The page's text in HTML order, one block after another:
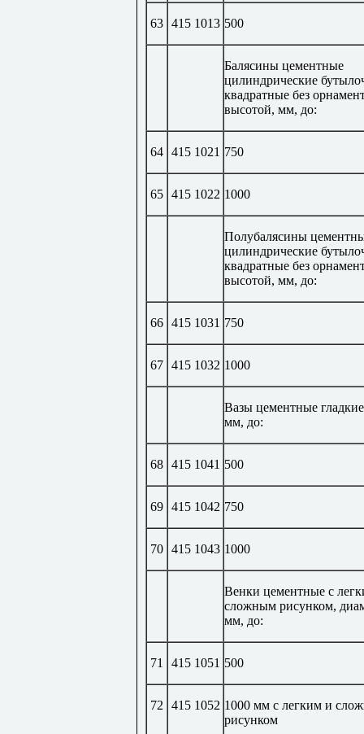
63 415 1013 500
Балясины цементные
цилиндрические
квадратные без
высотой, мм, до:
64 415 1021 750
65 415 1022 1000
Полубалясины
цилиндрические
квадратные без
высотой, мм, до:
66 415 1031 750
67 415 1032 1000
Вазы цементные
мм, до:
68 415 1041 500
69 415 1042 750
70 415 1043 1000
Венки цементные с
сложным рисунком,
мм, до:
71 415 1051 500
72 415 1052 1000 мм с легким и
рисунком